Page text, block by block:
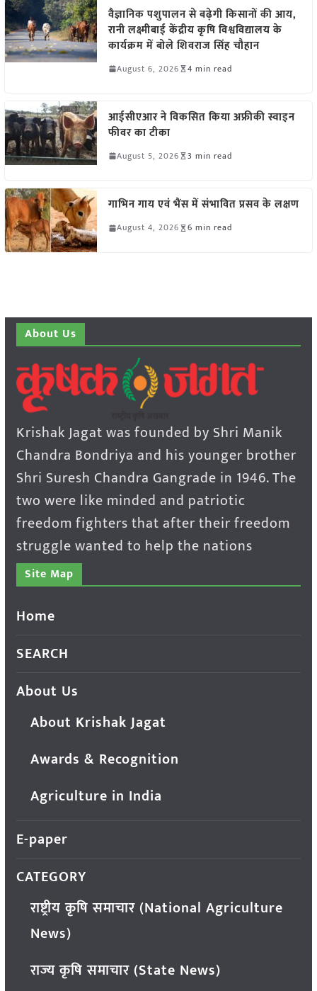
वैज्ञानिक पशुपालन से बढ़ेगी किसानों की आय,
रानी लक्ष्मीबाई केंद्रीय कृषि विश्वविद्यालय के
कार्यक्रम में बोले शिवराज सिंह चौहान
August 6, 2026 4 min read
आईसीएआर ने विकसित किया अफ्रीकी स्वाइन
फीवर का टीका
August 5, 2026 3 min read
गाभिन गाय एवं भैंस में संभावित प्रसव के लक्षण
August 4, 2026 6 min read
About Us
Krishak Jagat was founded by Shri Manik
Chandra Bondriya and his younger brother
Shri Suresh Chandra Gangrade in 1946. The
two were like minded and patriotic
freedom fighters that after their freedom
struggle wanted to help the nations
Site Map
Home
SEARCH
About Us
About Krishak Jagat
Awards & Recognition
Agriculture in India
E-paper
CATEGORY
राष्ट्रीय कृषि समाचार (National Agriculture
News)
राज्य कृषि समाचार (State News)